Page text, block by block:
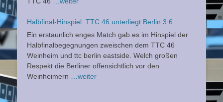
Halbfinal-Hinspiel: TTC 46 unterliegt Berlin 3:6
Ein erstaunlich enges Match gab es im Hinspiel der
Halbfinalbegegnungen zweischen dem TTC 46
Weinheim und ttc berlin eastside. Welch großen
Respekt die Berliner offensichtlich vor den
Weinheimern …weiter